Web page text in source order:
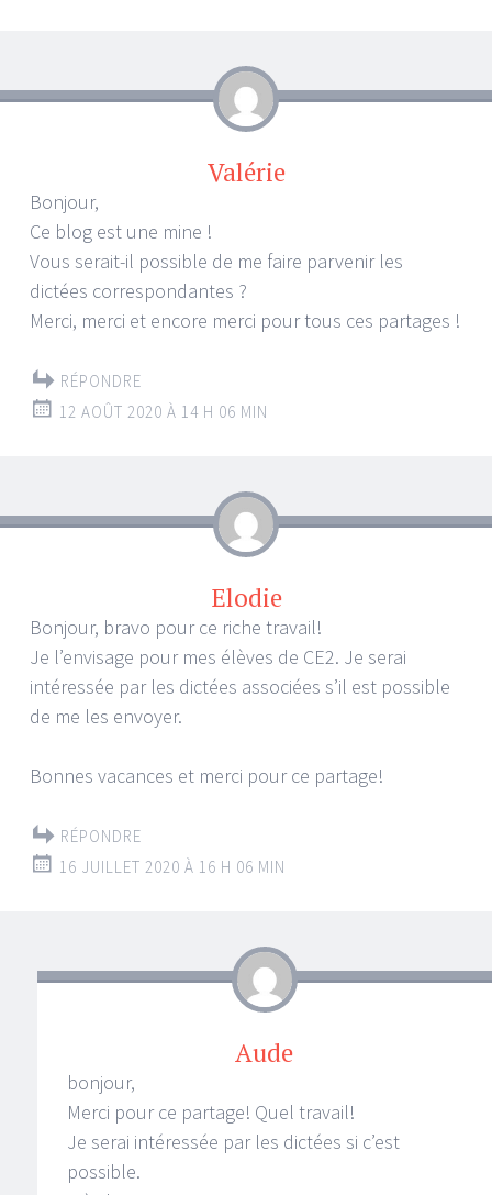
Valérie
Bonjour,
Ce blog est une mine !
Vous serait-il possible de me faire parvenir les
dictées correspondantes ?
Merci, merci et encore merci pour tous ces partages !
RÉPONDRE
12 AOÛT 2020 À 14 H 06 MIN
Elodie
Bonjour, bravo pour ce riche travail!
Je l’envisage pour mes élèves de CE2. Je serai
intéressée par les dictées associées s’il est possible
de me les envoyer.
Bonnes vacances et merci pour ce partage!
RÉPONDRE
16 JUILLET 2020 À 16 H 06 MIN
Aude
bonjour,
Merci pour ce partage! Quel travail!
Je serai intéressée par les dictées si c’est
possible.